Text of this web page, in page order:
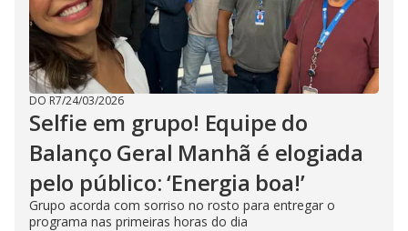
DO R7/24/03/2026
Selfie em grupo! Equipe do
Balanço Geral Manhã é elogiada
pelo público: ‘Energia boa!’
Grupo acorda com sorriso no rosto para entregar o
programa nas primeiras horas do dia